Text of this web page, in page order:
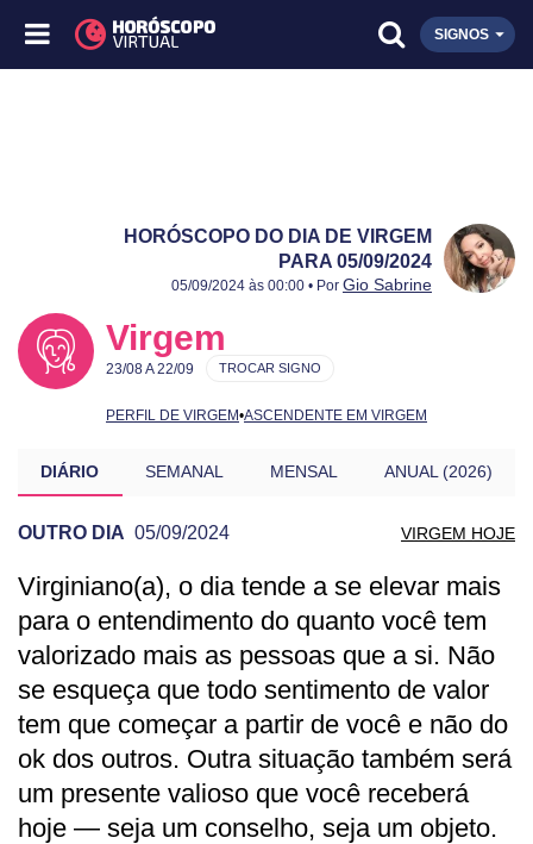
SIGNOS
HORÓSCOPO DO DIA DE VIRGEM
PARA 05/09/2024
Publicado:
05/09/2024
Atualizado:
05/09/2024
05/09/2024 às 00:00 • Por Gio Sabrine
Virgem
23/08 A 22/09
PERFIL DE VIRGEM•ASCENDENTE EM VIRGEM
TROCAR SIGNO
DIÁRIO SEMANAL MENSAL ANUAL (2026)
OUTRO DIA 05/09/2024 VIRGEM HOJE
PREVISÃO DE VIRGEM PARA OUTRO
Virginiano(a), o dia tende a se elevar mais
para o entendimento do quanto você tem
valorizado mais as pessoas que a si. Não
se esqueça que todo sentimento de valor
tem que começar a partir de você e não do
ok dos outros. Outra situação também será
um presente valioso que você receberá
hoje — seja um conselho, seja um objeto.